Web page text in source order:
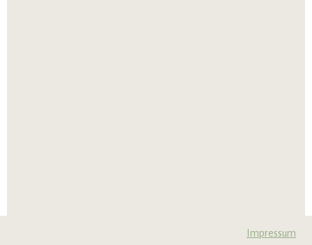
Impressum